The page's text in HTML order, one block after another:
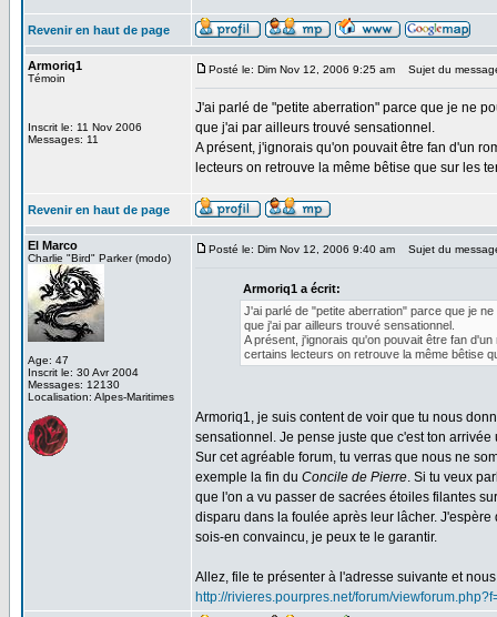
Revenir en haut de page
Armoriq1
Témoin
Inscrit le: 11 Nov 2006
Messages: 11
Posté le: Dim Nov 12, 2006 9:25 am Sujet du
J'ai parlé de "petite aberration" parce que je ne
que j'ai par ailleurs trouvé sensationnel.
A présent, j'ignorais qu'on pouvait être fan d'un
lecteurs on retrouve la même bêtise que sur les
Revenir en haut de page
El Marco
Charlie "Bird" Parker (modo)
Age: 47
Inscrit le: 30 Avr 2004
Messages: 12130
Localisation: Alpes-Maritimes
Posté le: Dim Nov 12, 2006 9:40 am Sujet du
Armoriq1 a écrit:
J'ai parlé de "petite aberration" parce que je
que j'ai par ailleurs trouvé sensationnel.
A présent, j'ignorais qu'on pouvait être fan
certains lecteurs on retrouve la même bêtise
Armoriq1, je suis content de voir que tu nous
sensationnel. Je pense juste que c'est ton
Sur cet agréable forum, tu verras que nous ne
exemple la fin du Concile de Pierre. Si tu veux
que l'on a vu passer de sacrées étoiles filantes
disparu dans la foulée après leur lâcher.
sois-en convaincu, je peux te le garantir.
Allez, file te présenter à l'adresse suivante et
http://rivieres.pourpres.net/forum/